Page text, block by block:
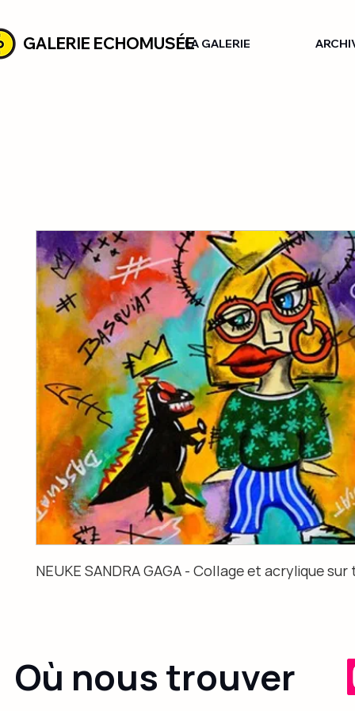
GALERIE ECHOMUSÉELA GALERIE
NEUKE SANDRA GAGA - Collage et acrylique sur
Où nous trouver